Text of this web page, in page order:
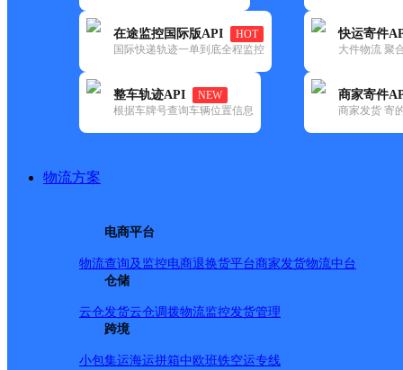
在途监控国际版API
HOT
国际快递轨迹一单到底全程监控
整车轨迹API
NEW
根据车牌号查询车辆位置信息
快运寄件
大件物流 聚
商家寄件
商家发货 寄
物流方案
电商平台
物流查询及监控电商退换货平台商家发货物流中台
仓储
云仓发货云仓调拨物流监控发货管理
跨境
小包集运海运拼箱中欧班铁空运专线
圆通
白云区江高
更新时间：2021-11-26 00:00:00
所属快递：圆通速递
所属区域：广东省-广州市-白云区
网点地址：广东省广州市白云区江高
网点负责人：